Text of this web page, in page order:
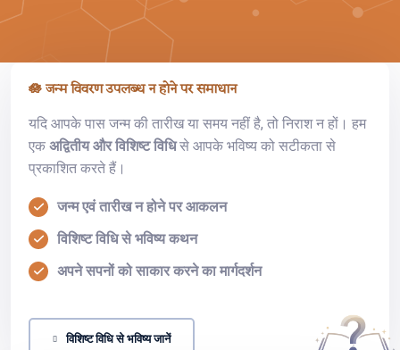
🪷 जन्म विवरण उपलब्ध न होने पर समाधान
यदि आपके पास जन्म की तारीख या समय नहीं है, तो निराश न हों। हम
एक अद्वितीय और विशिष्ट विधिसे आपके भविष्य को सटीकता से
प्रकाशित करते हैं।
जन्म एवं तारीख न होने पर आकलन
विशिष्ट विधि से भविष्य कथन
अपने सपनों को साकार करने का मार्गदर्शन
विशिष्ट विधि से भविष्य जानें